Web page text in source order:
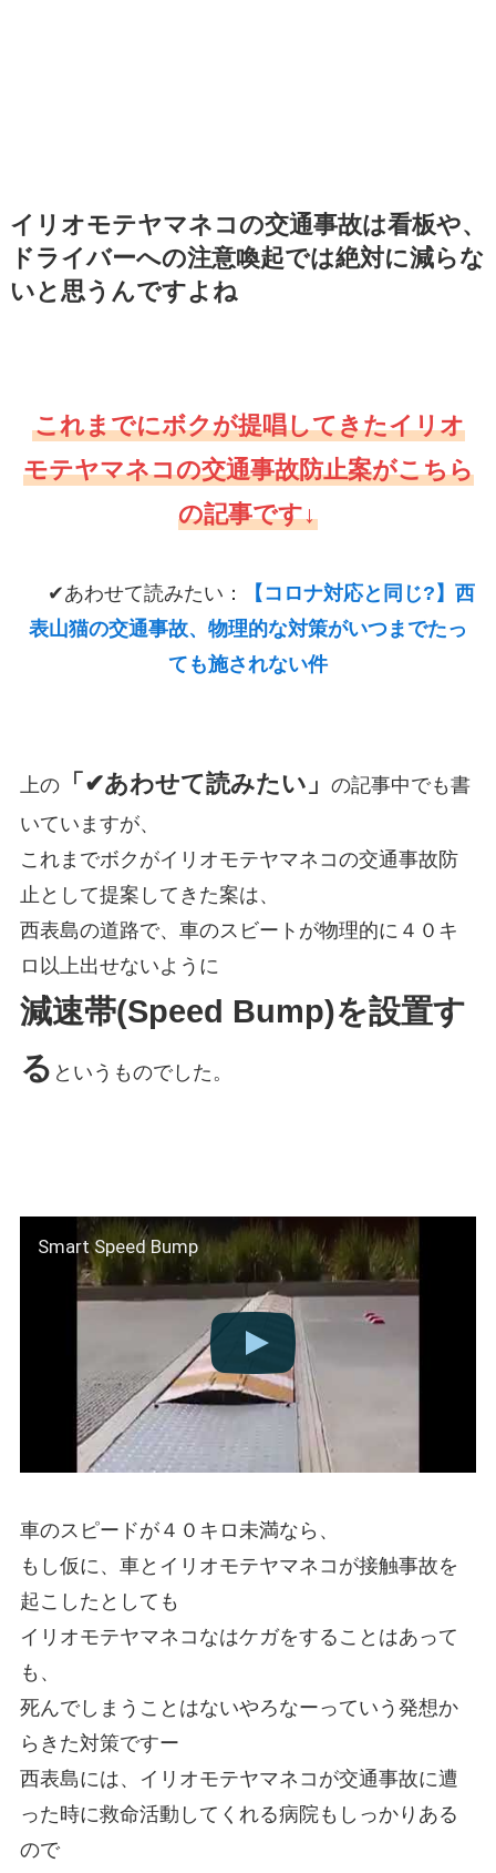
イリオモテヤマネコの交通事故は看板や、
ドライバーへの注意喚起では絶対に減らな
いと思うんですよね
これまでにボクが提唱してきたイリオ
モテヤマネコの交通事故防止案がこちら
の記事です↓
✔あわせて読みたい：
【コロナ対応と同じ?】西
表山猫の交通事故、物理的な対策がいつまでたっ
ても施されない件
上の「✔あわせて読みたい」 の記事中でも書
いていますが、
これまでボクがイリオモテヤマネコの交通事故防
止として提案してきた案は、
西表島の道路で、車のスビートが物理的に４０キ
ロ以上出せないように
減速帯(Speed Bump)を設置す
る というものでした。
Smart Speed Bump
車のスピードが４０キロ未満なら、
もし仮に、車とイリオモテヤマネコが接触事故を
起こしたとしても
イリオモテヤマネコなはケガをすることはあって
も、
死んでしまうことはないやろなーっていう発想か
らきた対策ですー
西表島には、イリオモテヤマネコが交通事故に遭
った時に救命活動してくれる病院もしっかりある
ので